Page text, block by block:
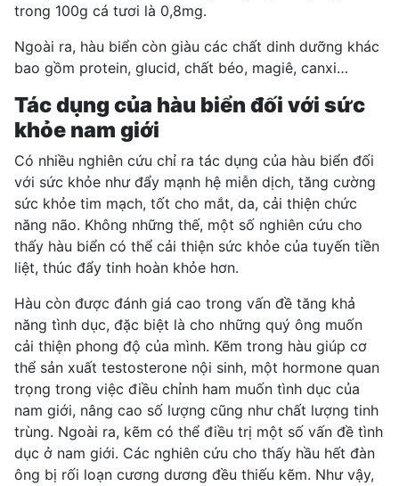
trong 100g cá tươi là 0,8mg.
Ngoài ra, hàu biển còn giàu các chất dinh dưỡng khác
bao gồm protein, glucid, chất béo, magiê, canxi…
Tác dụng của hàu biển đối với sức
khỏe nam giới
Có nhiều nghiên cứu chỉ ra tác dụng của hàu biển đối
với sức khỏe như đẩy mạnh hệ miễn dịch, tăng cường
sức khỏe tim mạch, tốt cho mắt, da, cải thiện chức
năng não. Không những thế, một số nghiên cứu cho
thấy hàu biển có thể cải thiện sức khỏe của tuyến tiền
liệt, thúc đẩy tinh hoàn khỏe hơn.
Hàu còn được đánh giá cao trong vấn đề tăng khả
năng tình dục, đặc biệt là cho những quý ông muốn
cải thiện phong độ của mình. Kẽm trong hàu giúp cơ
thể sản xuất testosterone nội sinh, một hormone quan
trọng trong việc điều chỉnh ham muốn tình dục của
nam giới, nâng cao số lượng cũng như chất lượng tinh
trùng. Ngoài ra, kẽm có thể điều trị một số vấn đề tình
dục ở nam giới. Các nghiên cứu cho thấy hầu hết đàn
ông bị rối loạn cương dương đều thiếu kẽm. Như vậy,